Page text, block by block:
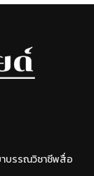
บรรณวิชาชีพสื่อ